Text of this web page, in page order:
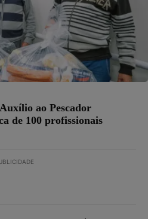
ao Pescador
de 100 profissionais